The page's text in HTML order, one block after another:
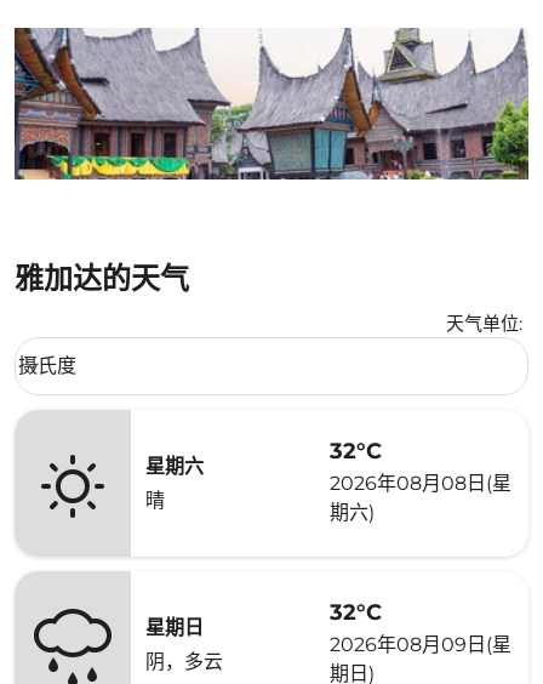
雅加达的天气
天气单位:
Weather unit option 摄氏度 Selected
摄氏度
keyboard_arrow_down
星期六
晴
32°C
2026年08月08日(星
期六)
星期日
阴，多云
32°C
2026年08月09日(星
期日)